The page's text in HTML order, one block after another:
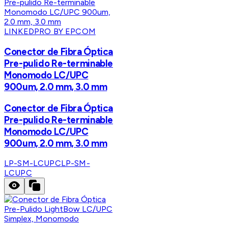
LINKEDPRO BY EPCOM
Conector de Fibra Óptica
Pre-pulido Re-terminable
Monomodo LC/UPC
900um, 2.0 mm, 3.0 mm
Conector de Fibra Óptica
Pre-pulido Re-terminable
Monomodo LC/UPC
900um, 2.0 mm, 3.0 mm
LP-SM-LCUPCLP-SM-
LCUPC